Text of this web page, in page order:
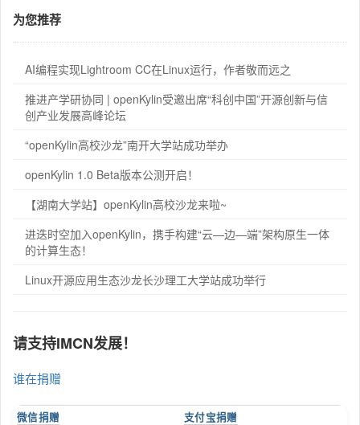
为您推荐
AI编程实现Lightroom CC在Linux运行，作者敬而远之
推进产学研协同 | openKylin受邀出席“科创中国”开源创新与信
创产业发展高峰论坛
“openKylin高校沙龙”南开大学站成功举办
openKylin 1.0 Beta版本公测开启！
【湖南大学站】openKylin高校沙龙来啦~
进迭时空加入openKylin，携手构建“云—边—端”架构原生一体
的计算生态！
Linux开源应用生态沙龙长沙理工大学站成功举行
请支持IMCN发展！
谁在捐赠
微信捐赠 支付宝捐赠